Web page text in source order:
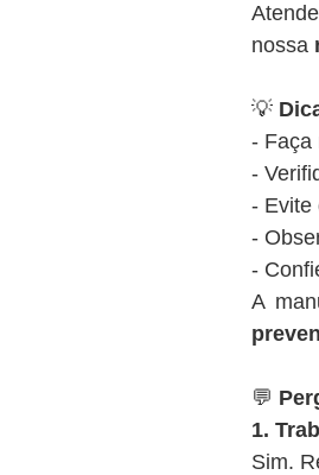
nossa
💡
- Faça
-
- Evite
-
-
A
💬
1.
Sim.